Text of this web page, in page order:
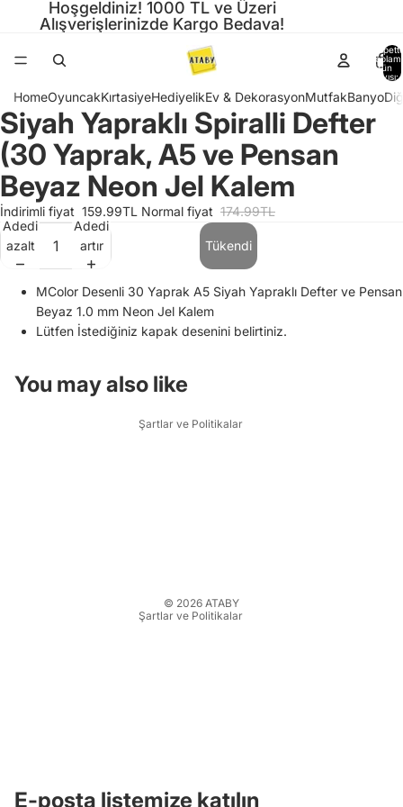
Hoşgeldiniz! 1000 TL ve Üzeri
Alışverişlerinizde Kargo Bedava!
toplam
ürün
sayısı:
HomeOyuncakKırtasiyeHediyelikEv & DekorasyonMutfakBanyo
Görseli
tam
ekranda
aç
Görseli
tam
ekranda
aç
Görseli
tam
ekranda
aç
Görseli
tam
ekranda
aç
Siyah Yapraklı Spiralli Defter
(30 Yaprak, A5 ve Pensan
Beyaz Neon Jel Kalem
İndirimli fiyat 159.99TL Normal fiyat 174.99TL
Adedi
azalt
Adedi
artır
Tükendi
MColor Desenli 30 Yaprak A5 Siyah Yapraklı Defter ve Pensan
Beyaz 1.0 mm Neon Jel Kalem
Lütfen İstediğiniz kapak desenini belirtiniz.
You may also like
Şartlar ve Politikalar
Gizlilik politikası
Hizmet şartları
Para iade politikası
Kargo politikası
Yasal bildirim
© 2026 ATABY
Şartlar ve Politikalar
E-posta listemize katılın